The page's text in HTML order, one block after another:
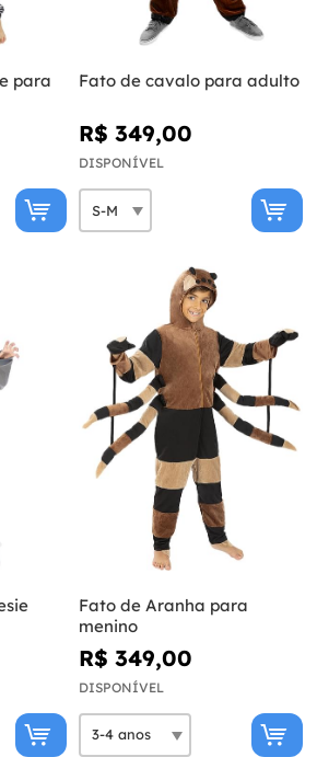
para
Fato de cavalo para adulto
R$ 349,00
DISPONÍVEL
Fato de Aranha para
menino
R$ 349,00
DISPONÍVEL